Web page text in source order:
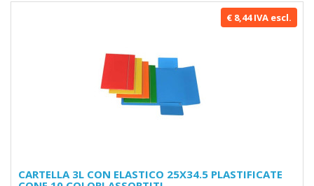
€ 8,44 IVA escl.
CARTELLA 3L CON ELASTICO 25X34.5 PLASTIFICATE